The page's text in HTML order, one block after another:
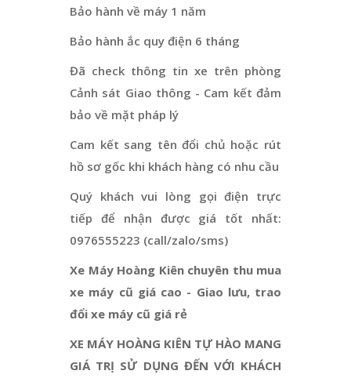
Bảo hành về máy 1 năm
Bảo hành ắc quy điện 6 tháng
Đã check thông tin xe trên phòng
Cảnh sát Giao thông - Cam kết đảm
bảo về mặt pháp lý
Cam kết sang tên đổi chủ hoặc rút
hồ sơ gốc khi khách hàng có nhu cầu
Quý khách vui lòng gọi điện trực
tiếp để nhận được giá tốt nhất:
0976555223 (call/zalo/sms)
Xe Máy Hoàng Kiên chuyên thu mua
xe máy cũ giá cao - Giao lưu, trao
đổi xe máy cũ giá rẻ
XE MÁY HOÀNG KIÊN TỰ HÀO MANG
GIÁ TRỊ SỬ DỤNG ĐẾN VỚI KHÁCH